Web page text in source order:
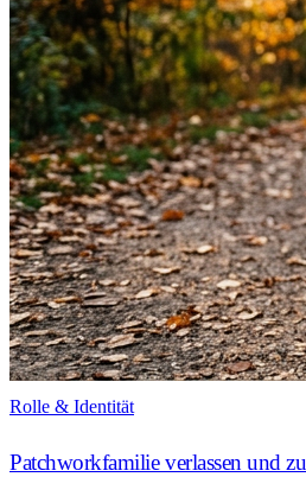
Rolle & Identität
Patchworkfamilie verlassen und